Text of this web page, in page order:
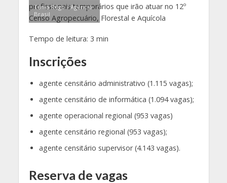
profissionais temporários que irão atuar no 12º
Censo Agropecuário, Florestal e Aquícola
Tânia Rêgo / Agência
Brasil
Tempo de leitura: 3 min
Inscrições
agente censitário administrativo (1.115 vagas);
agente censitário de informática (1.094 vagas);
agente operacional regional (953 vagas)
agente censitário regional (953 vagas);
agente censitário supervisor (4.143 vagas).
Reserva de vagas